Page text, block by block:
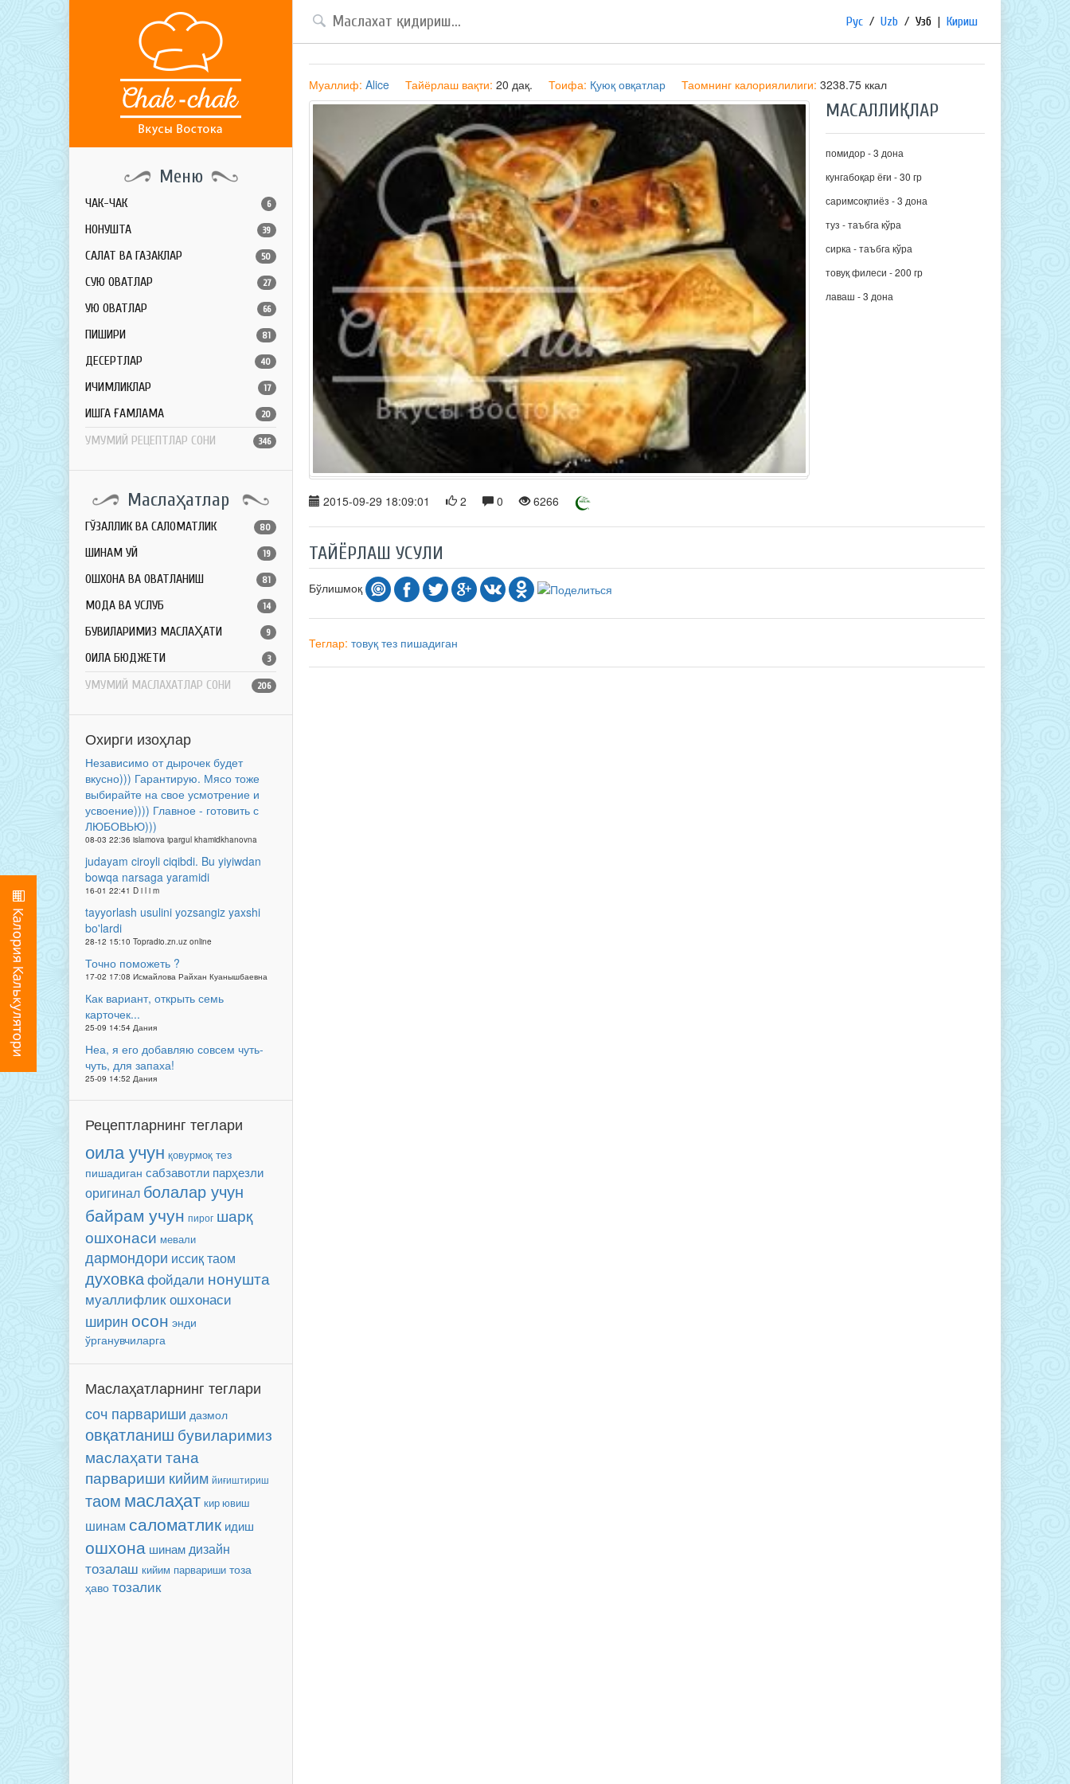
Меню
ЧАК-ЧАК 6
НОНУШТА 39
САЛАТ ВА ГАЗАКЛАР 50
СУЮҚ ОВҚАТЛАР 27
ҚУЮҚ ОВҚАТЛАР 66
ПИШИРИҚ 81
ДЕСЕРТЛАР 40
ИЧИМЛИКЛАР 17
ҚИШГА ҒАМЛАМА 20
УМУМИЙ РЕЦЕПТЛАР СОНИ 346
Маслаҳатлар
ГЎЗАЛЛИК ВА САЛОМАТЛИК 80
ШИНАМ УЙ 19
ОШХОНА ВА ОВҚАТЛАНИШ 81
МОДА ВА УСЛУБ 14
БУВИЛАРИМИЗ МАСЛАҲАТИ 9
ОИЛА БЮДЖЕТИ 3
УМУМИЙ МАСЛАХАТЛАР СОНИ 206
Охирги изоҳлар
Независимо от дырочек будет
вкусно))) Гарантирую. Мясо тоже
выбирайте на свое усмотрение и
усвоение)))) Главное - готовить с
ЛЮБОВЬЮ)))
08-03 22:36 islamova ipargul khamidkhanovna
judayam ciroyli ciqibdi. Bu yiyiwdan
bowqa narsaga yaramidi
16-01 22:41 D i l i m
tayyorlash usulini yozsangiz yaxshi
bo'lardi
28-12 15:10 Topradio.zn.uz online
Точно поможеть ?
17-02 17:08 Исмайлова Райхан Куанышбаевна
Как вариант, открыть семь
карточек...
25-09 14:54 Дания
Неа, я его добавляю совсем чуть-
чуть, для запаха!
25-09 14:52 Дания
Рецептларнинг теглари
оила учун қовурмоқ тез
пишадиган сабзавотли парҳезли
оригинал болалар учун
байрам учун пирог шарқ
ошхонаси мевали
дармондори иссиқ таом
духовкафойдали нонушта
муаллифлик ошхонаси
ширин осон энди
ўрганувчиларга
Маслаҳатларнинг теглари
соч парвариши дазмол
овқатланиш бувиларимиз
маслаҳатитана
парвариши кийим йиғиштириш
таом маслаҳат кир ювиш
шинам саломатлик идиш
ошхона шинамдизайн
тозалаш кийим парвариши тоза
ҳаво тозалик
Рус / Uzb / Узб | Кириш
Муаллиф: Alice Тайёрлаш вақти: 20 дақ. Тоифа: Қуюқ овқатлар Таомнинг калориялилиги: 3238.75 ккал
2015-09-29 18:09:01 2 0 6266
МАСАЛЛИҚЛАР
помидор - 3 дона
кунгабоқар ёғи - 30 гр
саримсоқпиёз - 3 дона
туз - таъбга кўра
сирка - таъбга кўра
товуқ филеси - 200 гр
лаваш - 3 дона
ТАЙЁРЛАШ УСУЛИ
Бўлишмоқ
Теглар: товуқ тез пишадиган